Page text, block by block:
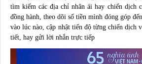
tìm kiếm các địa chỉ nhân ái hay chiến dịch
đồng hành, theo dõi số tiền mình đóng góp
vào lúc nào, cập nhật tiến độ từng chiến dịch
tiết, hay gửi lời nhắn trực tiếp